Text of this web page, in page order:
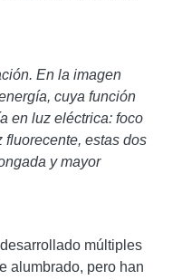
En la imagen
cuya función
en luz eléctrica: foco
estas dos
y mayor
múltiples
alumbrado, pero han